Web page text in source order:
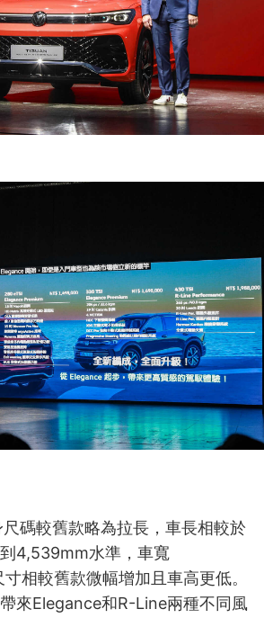
碼較舊款略為拉長，車長相較於
4,539mm水準，車寬
相較舊款微幅增加且車高更低。
來Elegance和R-Line兩種不同風